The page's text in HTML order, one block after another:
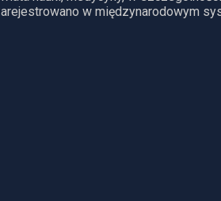
w międzynarodowym